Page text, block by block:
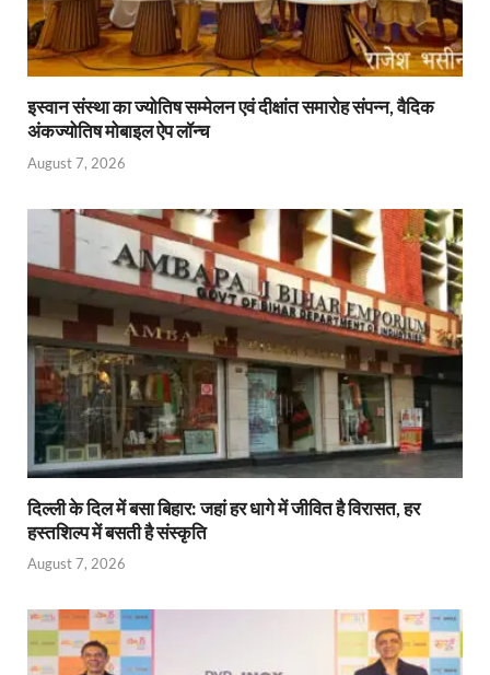
इस्वान संस्था का ज्योतिष सम्मेलन एवं दीक्षांत समारोह संपन्न, वैदिक
अंकज्योतिष मोबाइल ऐप लॉन्च
August 7, 2026
दिल्ली के दिल में बसा बिहार: जहां हर धागे में जीवित है विरासत, हर
हस्तशिल्प में बसती है संस्कृति
August 7, 2026